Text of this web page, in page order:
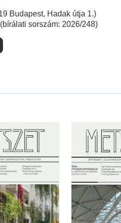
Budapest, Hadak útja 1.)
sorszám: 2026/248)